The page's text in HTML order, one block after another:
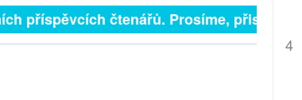
příspěvcích čtenářů. Prosíme, přispějte. ➥